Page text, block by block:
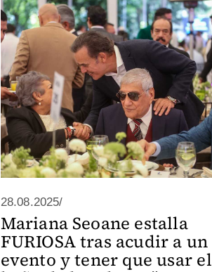
28.08.2025/
Mariana Seoane estalla
FURIOSA tras acudir a un
evento y tener que usar el